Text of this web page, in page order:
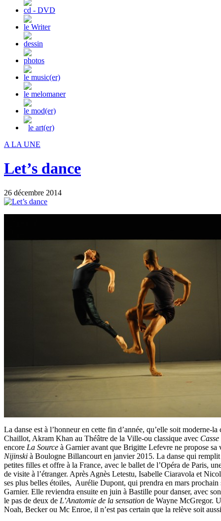
cd - DVD
le Writer
dessin
photos
le music(er)
le melomaner
le mod(er)
le art(er)
A LA UNE
Let’s dance
26 décembre 2014
La danse est à l’honneur en cette fin d’année, qu’elle soit moderne-
Chaillot, Akram Khan au Théâtre de la Ville-ou classique avec
encore La Source à Garnier avant que Brigitte Lefevre ne propose sa
Nijinski à Boulogne Billancourt en janvier 2015. La danse qui remplit
petites filles et offre à la France, avec le ballet de l’Opéra de Paris,
de visite à l’étranger. Après Agnès Letestu, Isabelle Ciaravola et
ses plus belles étoiles, Aurélie Dupont, qui prendra en mars prochain
Garnier. Elle reviendra ensuite en juin à Bastille pour danser, avec
le pas de deux de L’Anatomie de la sensation de Wayne McGregor.
Noah, Becker ou Mc Enroe, il n’est pas certain que la relève soit